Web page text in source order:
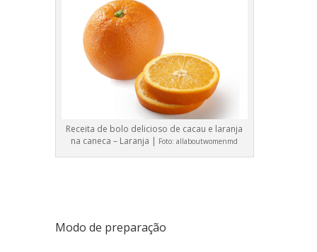
Receita de bolo delicioso de cacau e laranja
na caneca – Laranja | Foto:allaboutwomenmd
Modo de preparação